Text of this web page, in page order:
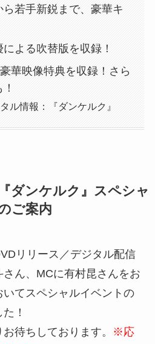
若手新鋭まで、豪華キ
よる吹替版を収録！
華映像特典を収録！さら
ル情報：『ダンケルク』
ダンケルク』スペシャ
ご案内
リリース／デジタル配信
ん、MCに有村昆さんをお
てスペシャルイベントの
！
待ちしております。
※応